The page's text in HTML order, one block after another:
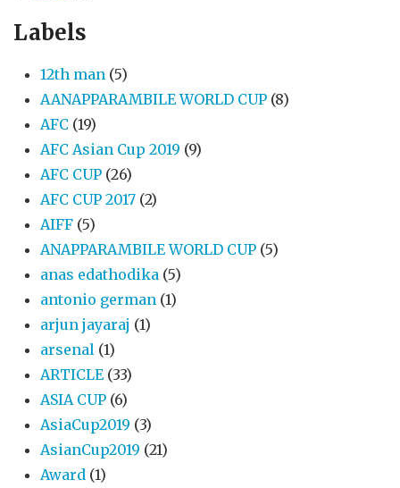
Labels
12th man (5)
AANAPPARAMBILE WORLD CUP (8)
AFC (19)
AFC Asian Cup 2019 (9)
AFC CUP (26)
AFC CUP 2017 (2)
AIFF (5)
ANAPPARAMBILE WORLD CUP (5)
anas edathodika (5)
antonio german (1)
arjun jayaraj (1)
arsenal (1)
ARTICLE (33)
ASIA CUP (6)
AsiaCup2019 (3)
AsianCup2019 (21)
Award (1)